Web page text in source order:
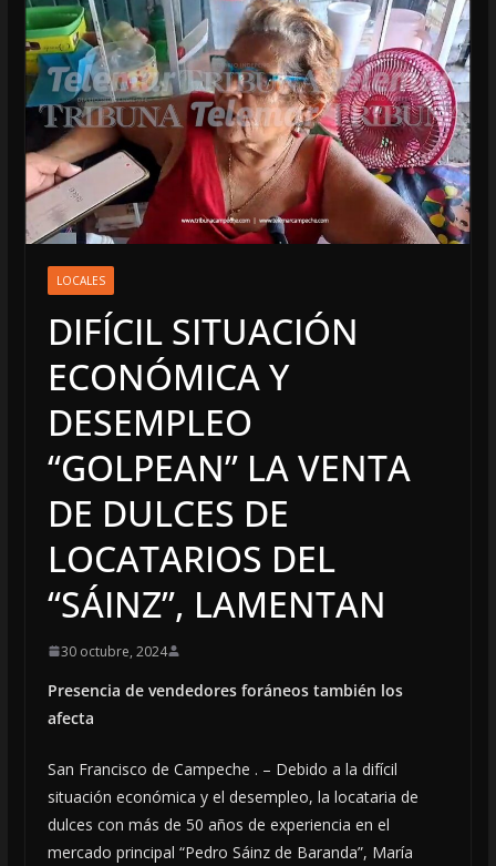
LOCALES
DIFÍCIL SITUACIÓN
ECONÓMICA Y
DESEMPLEO
“GOLPEAN” LA VENTA
DE DULCES DE
LOCATARIOS DEL
“SÁINZ”, LAMENTAN
30 octubre, 2024
Presencia de vendedores foráneos también los
afecta
San Francisco de Campeche . – Debido a la difícil
situación económica y el desempleo, la locataria de
dulces con más de 50 años de experiencia en el
mercado principal “Pedro Sáinz de Baranda”, María